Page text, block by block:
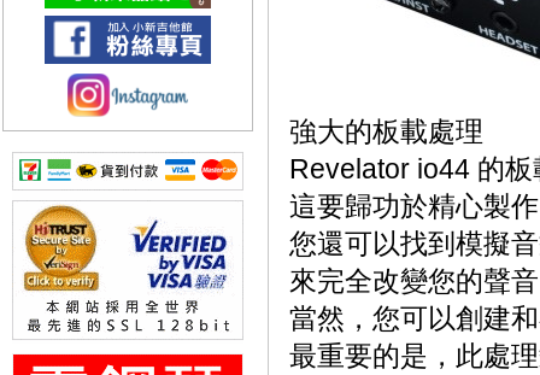
強大的板載處理
Revelator io44 的
這要歸功於精心製
您還可以找到模擬
來完全改變您的聲音
當然，您可以創建
最重要的是，此處